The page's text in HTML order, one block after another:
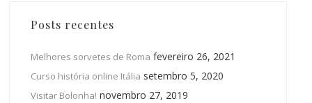
Posts recentes
Melhores sorvetes de Roma fevereiro 26, 2021
Curso história online Itália setembro 5, 2020
Visitar Bolonha! novembro 27, 2019